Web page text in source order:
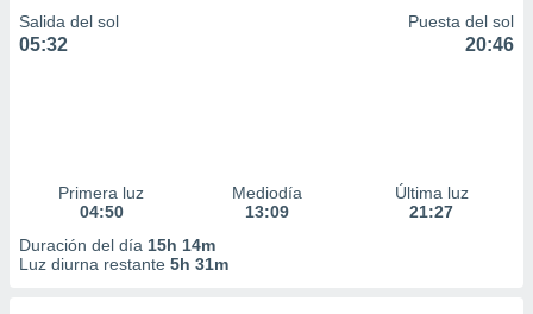
medir el
de la
de
de
uso de
Salida del sol
05:32
Puesta del sol
20:46
Primera luz
04:50
Mediodía
13:09
Última luz
21:27
Duración del día 15h 14m
Luz diurna restante 5h 31m